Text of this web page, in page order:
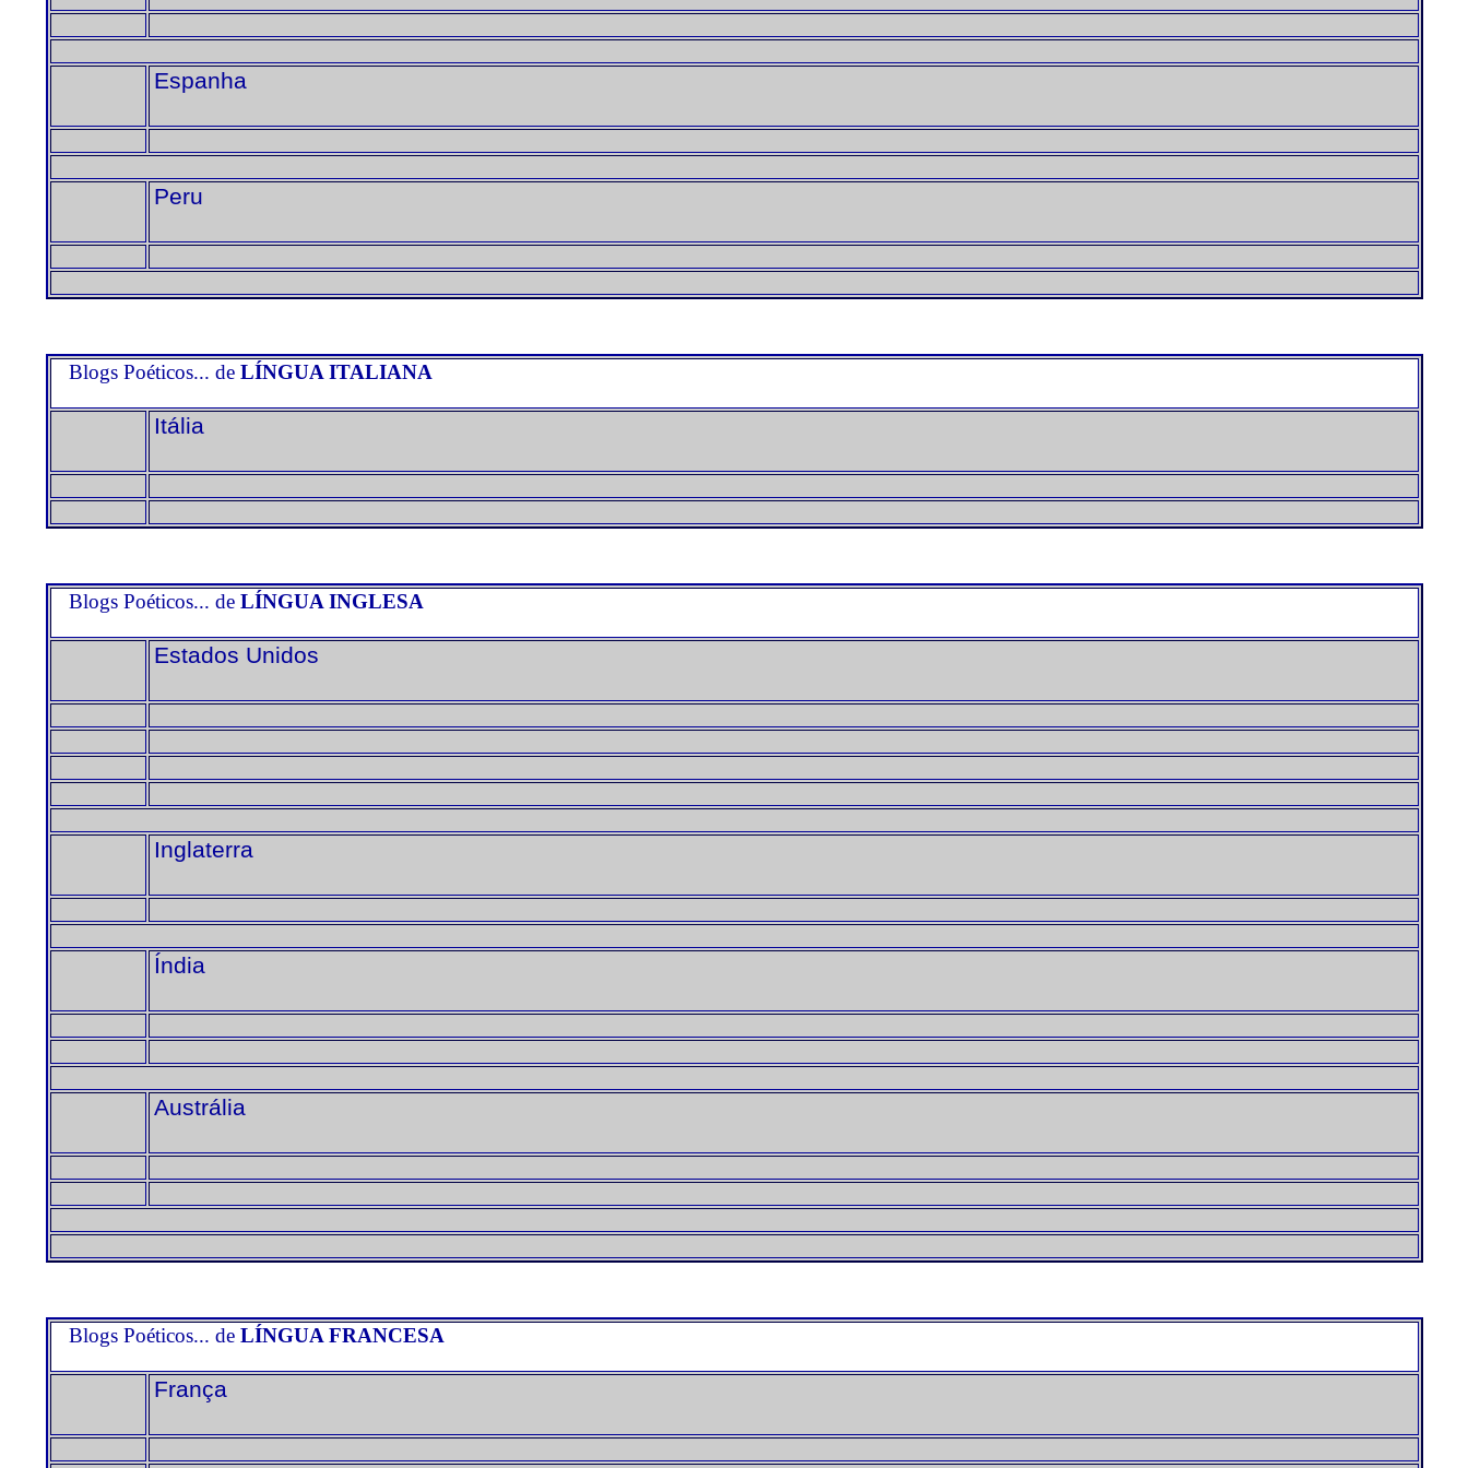
Espanha
Peru
Blogs Poéticos... de LÍNGUA ITALIANA
Itália
Blogs Poéticos... de LÍNGUA INGLESA
Estados Unidos
Inglaterra
Índia
Austrália
Blogs Poéticos... de LÍNGUA FRANCESA
França